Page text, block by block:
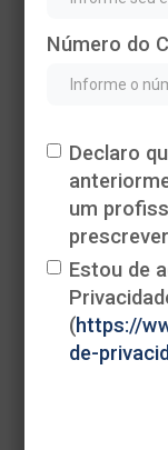
Número do
Declaro
um
Estou de
(https://
de-
This is